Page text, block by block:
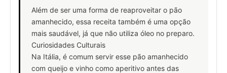
Além de ser uma forma de reaproveitar o pão
amanhecido, essa receita também é uma opção
mais saudável, já que não utiliza óleo no preparo.
Curiosidades Culturais
Na Itália, é comum servir esse pão amanhecido
com queijo e vinho como aperitivo antes das